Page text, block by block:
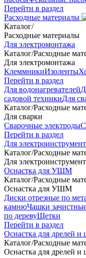
Перейти в раздел
Расходные материалы
Каталог/
Расходные материалы
Для электромонтажа
Каталог/Расходные
Для электромонтажа
КлеммникиИзоленты
Перейти в раздел
Для водонагревателей
садовой техникиДля
Каталог/Расходные
Для сварки
Сварочные электроды
Перейти в раздел
Для
Каталог/Расходные
Для
Оснастка для УШМ
Каталог/Расходные
Оснастка для УШМ
Диски отрезные по
камнюЧашки
по деревуЩетки
Перейти в раздел
Оснастка для дрелей и
Каталог/Расходные
Оснастка для дрелей и